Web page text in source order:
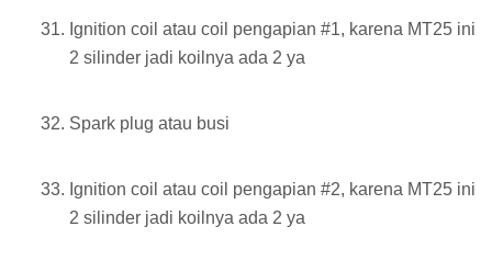
Ignition coil atau coil pengapian #1, karena MT25 ini
2 silinder jadi koilnya ada 2 ya
Spark plug atau busi
Ignition coil atau coil pengapian #2, karena MT25 ini
2 silinder jadi koilnya ada 2 ya